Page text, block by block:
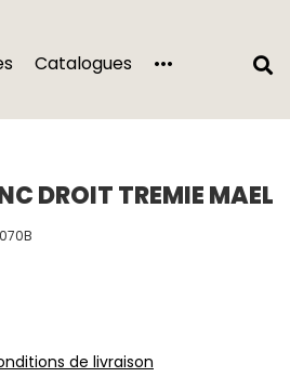
Catalogues ···
DROIT TREMIE MAEL
de livraison